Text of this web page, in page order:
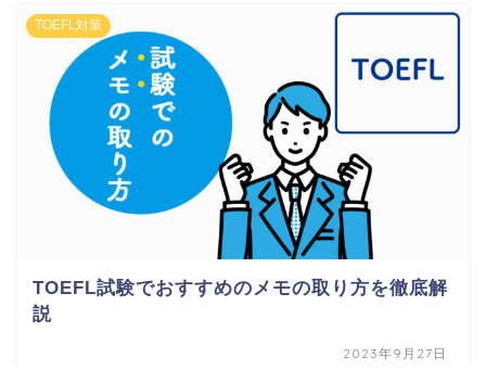
TOEFL対策
TOEFL試験でおすすめのメモの取り方を徹底解
説
2023年9月27日